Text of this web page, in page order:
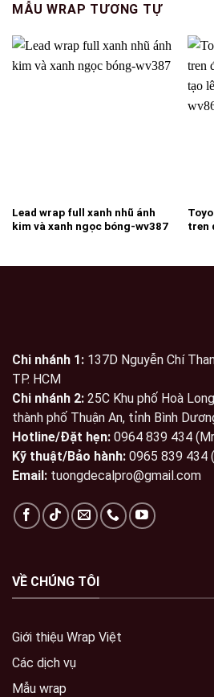
MẪU WRAP TƯƠNG TỰ
Lead wrap full xanh nhũ ánh
kim và xanh ngọc bóng-wv387
tren
Chi nhánh 1: 137D Nguyễn Chí
TP. HCM
Chi nhánh 2: 25C Khu phố Hoà
thành phố Thuận An, tỉnh Bình
Hotline/Đặt hẹn: 0964 839 434
Kỹ thuật/Bảo hành: 0965 839 434
Email: tuongdecalpro@gmail.com
VỀ CHÚNG TÔI
Giới thiệu Wrap Việt
Các dịch vụ
Mẫu wrap